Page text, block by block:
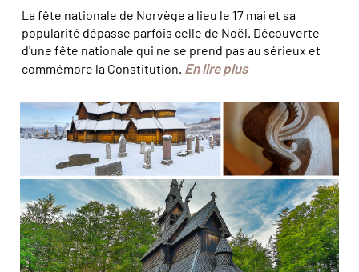
La fête nationale de Norvège a lieu le 17 mai et sa
popularité dépasse parfois celle de Noël. Découverte
d'une fête nationale qui ne se prend pas au sérieux et
commémore la Constitution. En lire plus
© Vidar Moløkken / Visit Norway - © Juliette
Robert/Haytham-Rea - © mariusltu / fotolia